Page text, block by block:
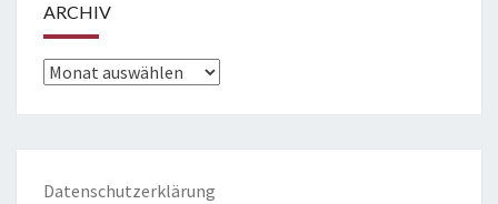
ARCHIV
Archiv
Datenschutzerklärung